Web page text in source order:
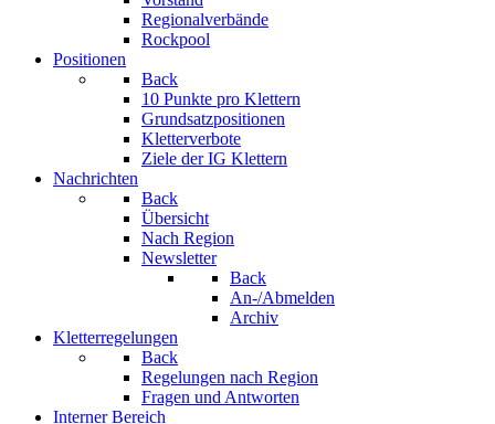
Regionalverbände
Rockpool
Positionen
Back
10 Punkte pro Klettern
Grundsatzpositionen
Kletterverbote
Ziele der IG Klettern
Nachrichten
Back
Übersicht
Nach Region
Newsletter
Back
An-/Abmelden
Archiv
Kletterregelungen
Back
Regelungen nach Region
Fragen und Antworten
Interner Bereich